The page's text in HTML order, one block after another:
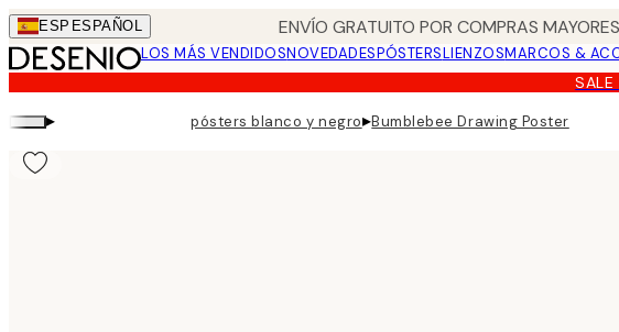
Skip
to
main
content.
ESP ESPAÑOL ENVÍO GRATUITO POR COMPRAS
LOS MÁS VENDIDOSNOVEDADESPÓSTERSLIENZOSMARCOS &
▸ pósters blanco y negro▸Bumblebee Drawing Poster